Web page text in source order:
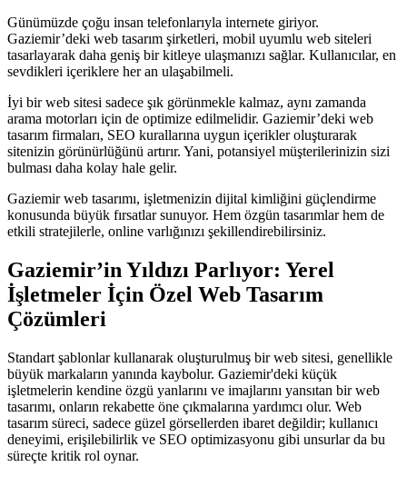
Günümüzde çoğu insan telefonlarıyla internete giriyor.
Gaziemir’deki web tasarım şirketleri, mobil uyumlu web siteleri
tasarlayarak daha geniş bir kitleye ulaşmanızı sağlar. Kullanıcılar, en
sevdikleri içeriklere her an ulaşabilmeli.
İyi bir web sitesi sadece şık görünmekle kalmaz, aynı zamanda
arama motorları için de optimize edilmelidir. Gaziemir’deki web
tasarım firmaları, SEO kurallarına uygun içerikler oluşturarak
sitenizin görünürlüğünü artırır. Yani, potansiyel müşterilerinizin sizi
bulması daha kolay hale gelir.
Gaziemir web tasarımı, işletmenizin dijital kimliğini güçlendirme
konusunda büyük fırsatlar sunuyor. Hem özgün tasarımlar hem de
etkili stratejilerle, online varlığınızı şekillendirebilirsiniz.
Gaziemir’in Yıldızı Parlıyor: Yerel
İşletmeler İçin Özel Web Tasarım
Çözümleri
Standart şablonlar kullanarak oluşturulmuş bir web sitesi, genellikle
büyük markaların yanında kaybolur. Gaziemir'deki küçük
işletmelerin kendine özgü yanlarını ve imajlarını yansıtan bir web
tasarımı, onların rekabette öne çıkmalarına yardımcı olur. Web
tasarım süreci, sadece güzel görsellerden ibaret değildir; kullanıcı
deneyimi, erişilebilirlik ve SEO optimizasyonu gibi unsurlar da bu
süreçte kritik rol oynar.